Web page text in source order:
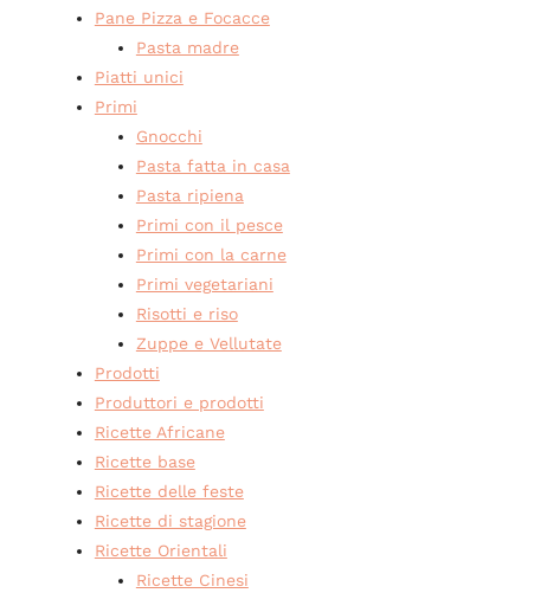
Pane Pizza e Focacce
Pasta madre
Piatti unici
Primi
Gnocchi
Pasta fatta in casa
Pasta ripiena
Primi con il pesce
Primi con la carne
Primi vegetariani
Risotti e riso
Zuppe e Vellutate
Prodotti
Produttori e prodotti
Ricette Africane
Ricette base
Ricette delle feste
Ricette di stagione
Ricette Orientali
Ricette Cinesi